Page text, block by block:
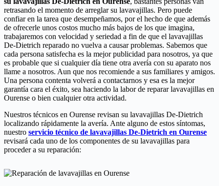
retrasando el momento de arreglar su lavavajillas. Pero puede
confiar en la tarea que desempeñamos, por el hecho de que además
de ofrecerle unos costos mucho más bajos de los que imagina,
trabajaremos con velocidad y seriedad a fin de que el lavavajillas
De-Dietrich reparado no vuelva a causar problemas. Sabemos que
cada persona satisfecha es la mejor publicidad para nosotros, ya que
es probable que si cualquier día tiene otra avería con su aparato nos
llame a nosotros. Aun que nos recomiende a sus familiares y amigos.
Una persona contenta volverá a contactarnos y esa es la mejor
garantía cara el éxito, sea haciendo la labor de reparar lavavajillas en
Ourense o bien cualquier otra actividad.
Nuestros técnicos en Ourense revisan su lavavajillas De-Dietrich
localizando rápidamente la avería. Ante alguno de estos síntomas,
nuestro servicio técnico de lavavajillas De-Dietrich en Ourense
revisará cada uno de los componentes de su lavavajillas para
proceder a su reparación: